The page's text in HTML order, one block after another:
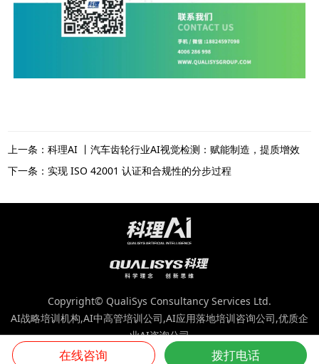
上一条：科理AI 丨汽车齿轮行业AI视觉检测：赋能制造，提质增效
下一条：实现 ISO 42001 认证和合规性的分步过程
Copyright© QualiSys Consultancy Services Ltd.
AI战略培训机构,AI中高管培训公司,AI应用落地培训咨询公司,优质企
业AI咨询公司
版权所有：科理咨询（深圳）股份有限公司 |
粤ICP备10082873号-5
在线咨询 拨打电话